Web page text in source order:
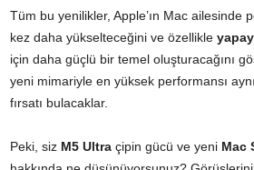
Tüm bu yenilikler, Apple’ın Mac ailesinde
kez daha yükselteceğini ve özellikle
için daha güçlü bir temel oluşturacağını
yeni mimariyle en yüksek performansı
fırsatı bulacaklar.
Peki, siz M5 Ultra çipin gücü ve yeni Mac